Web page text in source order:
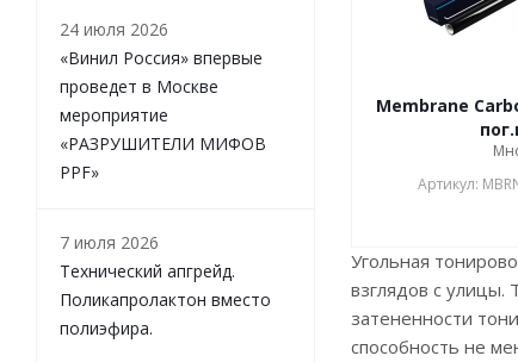
Membrane
Артикул:
Угольная
взглядов с улицы.
затененности
способность не
24 июля 2026
«Винил Россия» впервые
проведет в Москве
мероприятие
«РАЗРУШИТЕЛИ МИФОВ
PPF»
7 июля 2026
Технический апгрейд.
Поликапролактон вместо
полиэфира.